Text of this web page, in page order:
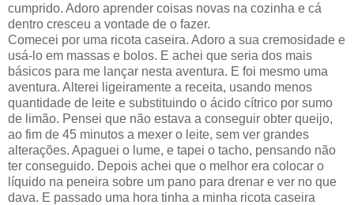
cumprido. Adoro aprender coisas novas na cozinha e cá
dentro cresceu a vontade de o fazer.
Comecei por uma ricota caseira. Adoro a sua cremosidade e
usá-lo em massas e bolos. E achei que seria dos mais
básicos para me lançar nesta aventura. E foi mesmo uma
aventura. Alterei ligeiramente a receita, usando menos
quantidade de leite e substituindo o ácido cítrico por sumo
de limão. Pensei que não estava a conseguir obter queijo,
ao fim de 45 minutos a mexer o leite, sem ver grandes
alterações. Apaguei o lume, e tapei o tacho, pensando não
ter conseguido. Depois achei que o melhor era colocar o
líquido na peneira sobre um pano para drenar e ver no que
dava. E passado uma hora tinha a minha ricota caseira